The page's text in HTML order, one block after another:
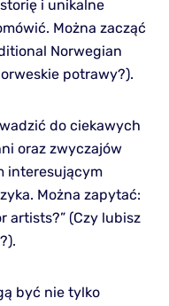
i unikalne
Można zacząć
Norwegian
potrawy?).
do ciekawych
oraz zwyczajów
interesującym
Można zapytać:
artists?” (Czy lubisz
być nie tylko